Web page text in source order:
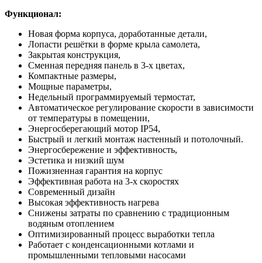
Функционал:
Новая форма корпуса, доработанные детали,
Лопасти решётки в форме крыла самолета,
Закрытая конструкция,
Сменная передняя панель в 3-х цветах,
Компактные размеры,
Мощные параметры,
Недельный программируемый термостат,
Автоматическое регулирование скорости в зависимости
от температуры в помещении,
Энергосберегающий мотор IP54,
Быстрый и легкий монтаж настенный и потолочный.
Энергосбережение и эффективность,
Эстетика и низкий шум
Пожизненная гарантия на корпус
Эффективная работа на 3-х скоростях
Современный дизайн
Высокая эффективность нагрева
Снижены затраты по сравнению с традиционным
водяным отоплением
Оптимизированный процесс выработки тепла
Работает с конденсационными котлами и
промышленными тепловыми насосами